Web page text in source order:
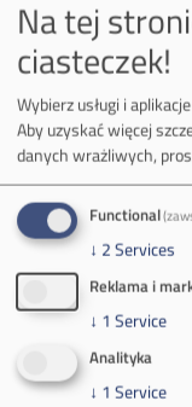
Na tej
ciasteczek!
Wybierz usługi i
Aby uzyskać więcej
danych wrażliwych,
Functional
↓ 2Services
Reklama i
↓ 1 Service
Analityka
↓ 1 Service